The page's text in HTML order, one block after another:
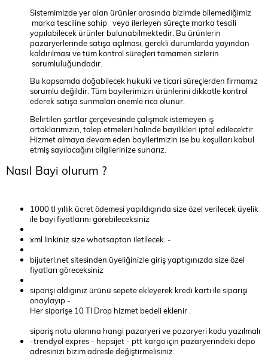
Sistemimizde yer alan ürünler arasında bizimde bilemediğimiz
marka tesciline sahip veya ilerleyen süreçte marka tescili
yapılabilecek ürünler bulunabilmektedir. Bu ürünlerin
pazaryerlerinde satışa açılması, gerekli durumlarda yayından
kaldırılması ve tüm kontrol süreçleri tamamen sizlerin
sorumluluğundadır.
Bu kapsamda doğabilecek hukuki ve ticari süreçlerden firmamız
sorumlu değildir. Tüm bayilerimizin ürünlerini dikkatle kontrol
ederek satışa sunmaları önemle rica olunur.
Belirtilen şartlar çerçevesinde çalışmak istemeyen iş
ortaklarımızın, talep etmeleri halinde bayilikleri iptal edilecektir.
Hizmet almaya devam eden bayilerimizin ise bu koşulları kabul
etmiş sayılacağını bilgilerinize sunarız.
Nasıl Bayi olurum ?
1000 tl yıllık ücret ödemesi yapıldıgında size özel verilecek üyelik
ile bayi fiyatlarını görebileceksiniz
xml linkiniz size whatsaptan iletilecek. -
bijuteri.net sitesinden üyeliğinizle giriş yaptıgınızda size özel
fiyatları göreceksiniz
siparişi aldıgınız ürünü sepete ekleyerek kredi kartı ile siparişi
onaylayıp -
Her siparişe 10 Tl Drop hizmet bedeli eklenir .
sipariş notu alanına hangi pazaryeri ve pazaryeri kodu yazılmalı
-trendyol expres - hepsijet - ptt kargo için pazaryerindeki depo
adresinizi bizim adresle değiştirmelisiniz.